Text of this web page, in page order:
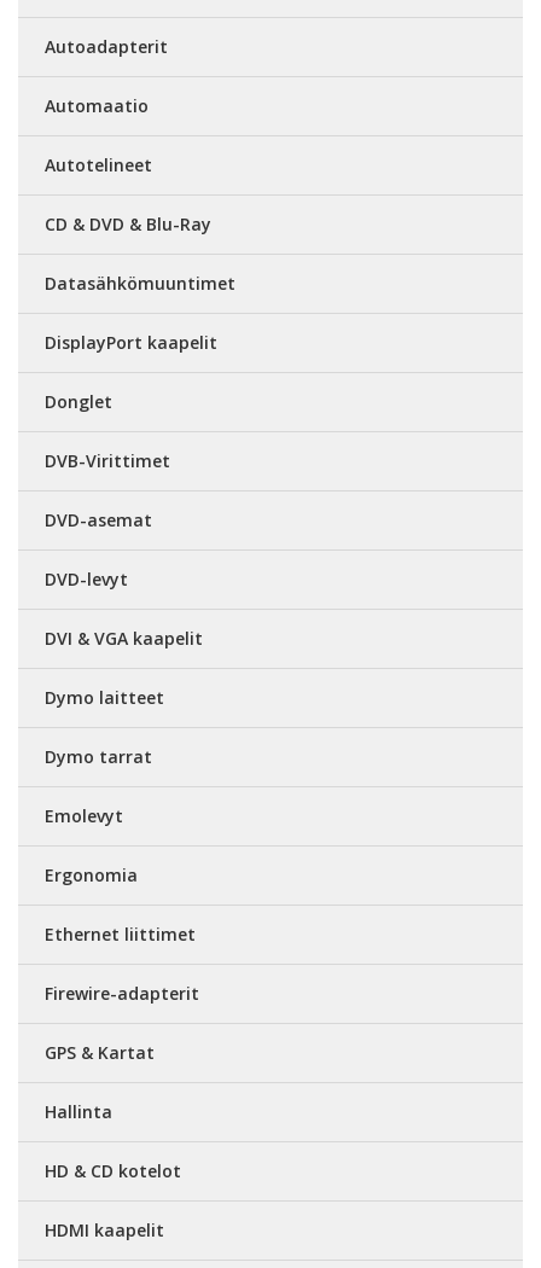
Autoadapterit
Automaatio
Autotelineet
CD & DVD & Blu-Ray
Datasähkömuuntimet
DisplayPort kaapelit
Donglet
DVB-Virittimet
DVD-asemat
DVD-levyt
DVI & VGA kaapelit
Dymo laitteet
Dymo tarrat
Emolevyt
Ergonomia
Ethernet liittimet
Firewire-adapterit
GPS & Kartat
Hallinta
HD & CD kotelot
HDMI kaapelit